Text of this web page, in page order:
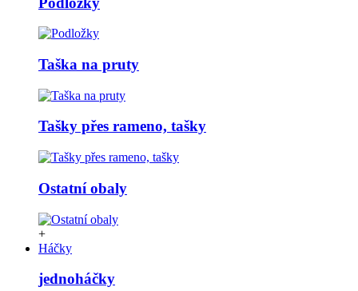
Taška na pruty
Tašky přes rameno, tašky
Ostatní obaly
+
Háčky
jednoháčky